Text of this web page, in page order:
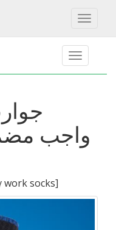
Toggle
واجب
work socks]